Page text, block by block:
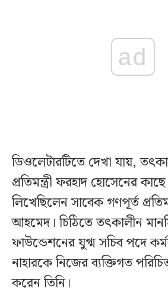
ad
ডিওলেটারটিতে দেখা যায়,
প্রতিমন্ত্রী ফরহাদ হোসেনের
লিখেছিলেন সাবেক গণপূর্ত
আহমেদ। চিঠিতে তৎকালীন
ফাউন্ডেশনের যুগ্ম সচিব পদে
নাহারকে নিজের ব্যক্তিগত
করেন তিনি।